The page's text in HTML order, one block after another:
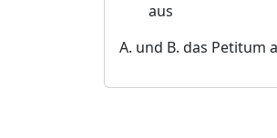
aus
A. und B. das Petitum